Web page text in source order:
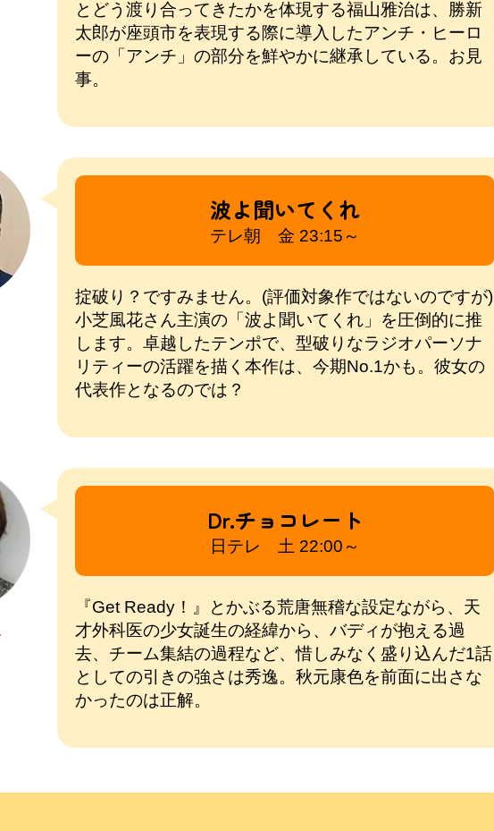
とどう渡り合ってきたかを体現する福山雅治は、勝新
太郎が座頭市を表現する際に導入したアンチ・ヒーロ
ーの「アンチ」の部分を鮮やかに継承している。お見
事。
波よ聞いてくれ
テレ朝 金 23:15～
掟破り？ですみません。(評価対象作ではないのですが)
小芝風花さん主演の「波よ聞いてくれ」を圧倒的に推
します。卓越したテンポで、型破りなラジオパーソナ
リティーの活躍を描く本作は、今期No.1かも。彼女の
代表作となるのでは？
Dr.チョコレート
日テレ 土 22:00～
『Get Ready！』とかぶる荒唐無稽な設定ながら、天
才外科医の少女誕生の経緯から、バディが抱える過
去、チーム集結の過程など、惜しみなく盛り込んだ1話
としての引きの強さは秀逸。秋元康色を前面に出さな
かったのは正解。